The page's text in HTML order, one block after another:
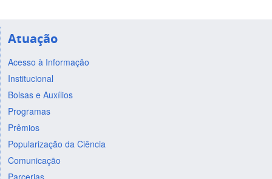
Atuação
Acesso à Informação
Institucional
Bolsas e Auxílios
Programas
Prêmios
Popularização da Ciência
Comunicação
Parcerias